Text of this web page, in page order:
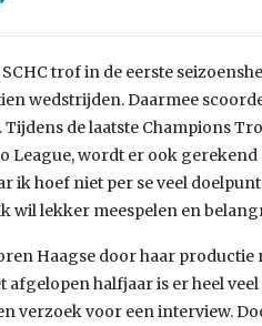
trof in de eerste
wedstrijden. Daarmee
Tijdens de laatste Champions
League, wordt er ook gerekend
ik hoef niet per se veel
wil lekker meespelen en
Haagse door haar productie
afgelopen halfjaar is er heel
verzoek voor een interview.